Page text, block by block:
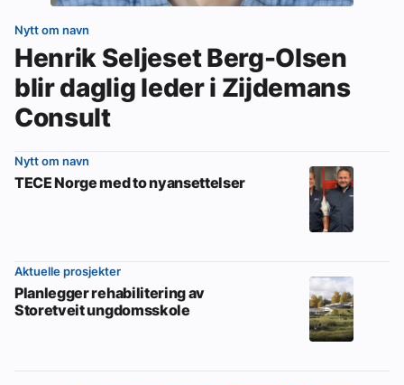
Nytt om navn
Henrik Seljeset Berg-Olsen
blir daglig leder i Zijdemans
Consult
Nytt om navn
TECE Norge med to nyansettelser
Aktuelle prosjekter
Planlegger rehabilitering av
Storetveit ungdomsskole